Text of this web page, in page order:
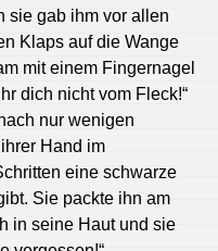
sie gab ihm vor allen
Klaps auf die Wange
mit einem Fingernagel
dich nicht vom Fleck!“
nur wenigen
Hand im
eine schwarze
Sie packte ihn am
in seine Haut und sie